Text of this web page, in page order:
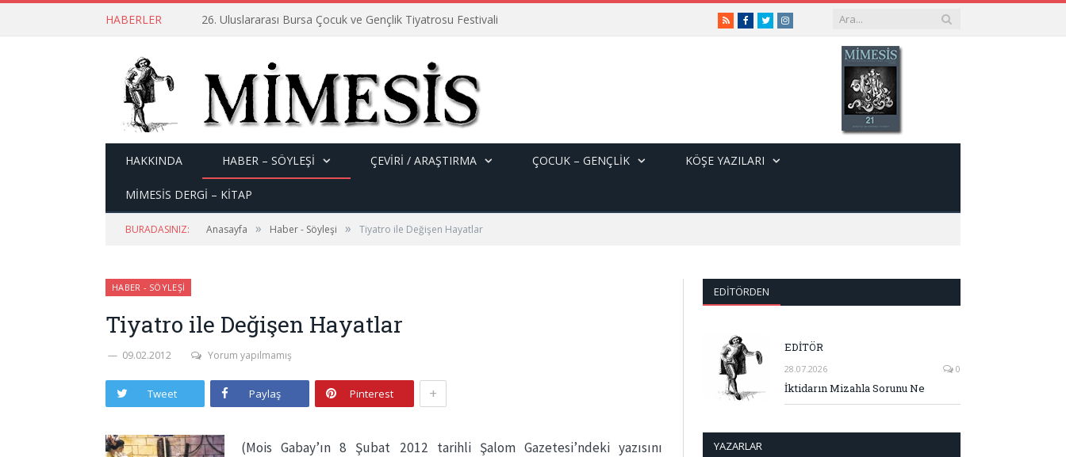
HABERLER 26. Uluslararası Bursa Çocuk ve Gençlik Tiyatrosu Festivali RSSFacebook
TwitterInstagram
HAKKINDA HABER – SÖYLEŞI ÇEVİRİ / ARAŞTIRMA ÇOCUK – GENÇLIK KÖŞE YAZILARI
MİMESİS DERGİ – KİTAP
BURADASINIZ: Anasayfa » Haber - Söyleşi » Tiyatro ile Değişen Hayatlar
HABER - SÖYLEŞI
Tiyatro ile Değişen Hayatlar
09.02.2012 Yorum yapılmamış
Tweet Paylaş Pinterest +
(Mois Gabay’ın 8 Şubat 2012 tarihli Şalom Gazetesi’ndeki yazısını
EDITÖRDEN
EDİTÖR
28.07.2026 0
İktidarın Mizahla Sorunu Ne
YAZARLAR